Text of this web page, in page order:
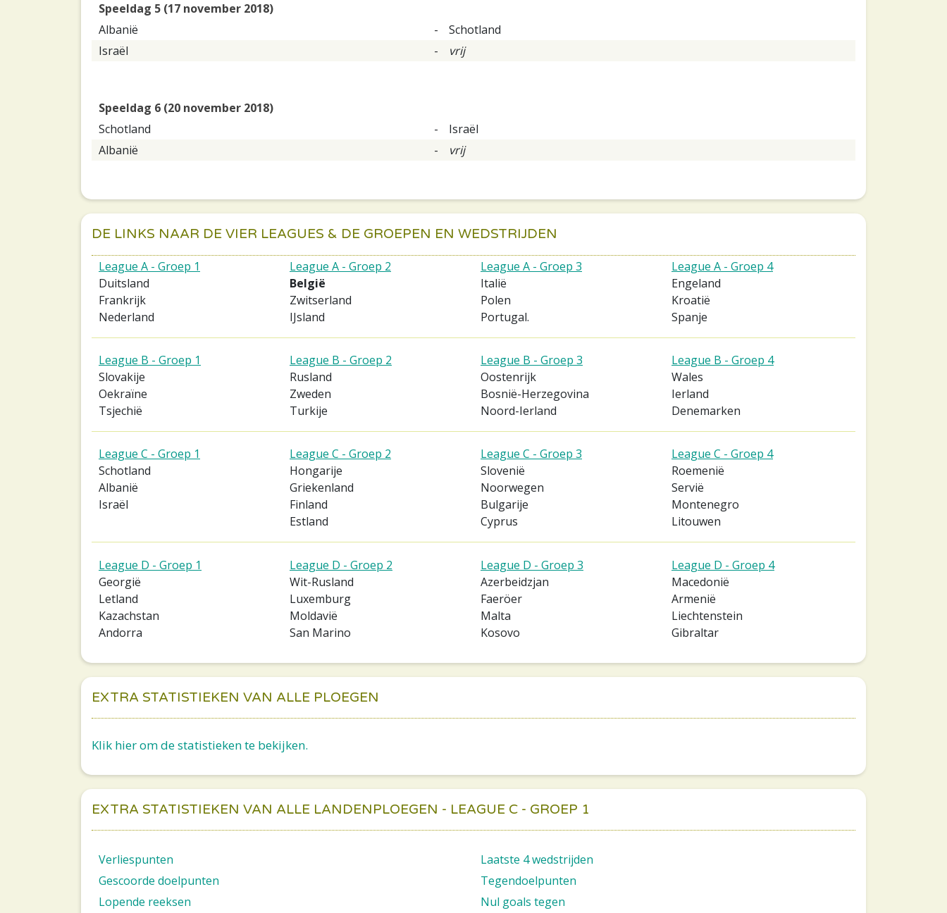
Speeldag 5 (17 november 2018)
Albanië
-
Schotland
Israël
- vrij
Speeldag 6 (20 november 2018)
Schotland
-
Israël
Albanië
- vrij
DE LINKS NAAR DE VIER LEAGUES & DE GROEPEN EN WEDSTRIJDEN
League A - Groep 1
Duitsland
Frankrijk
Nederland
League A - Groep 2
België
Zwitserland
IJsland
League A - Groep 3
Italië
Polen
Portugal.
League A - Groep 4
Engeland
Kroatië
Spanje
League B - Groep 1
Slovakije
Oekraïne
Tsjechië
League B - Groep 2
Rusland
Zweden
Turkije
League B - Groep 3
Oostenrijk
Bosnië-Herzegovina
Noord-Ierland
League B - Groep 4
Wales
Ierland
Denemarken
League C - Groep 1
Schotland
Albanië
Israël
League C - Groep 2
Hongarije
Griekenland
Finland
Estland
League C - Groep 3
Slovenië
Noorwegen
Bulgarije
Cyprus
League C - Groep 4
Roemenië
Servië
Montenegro
Litouwen
League D - Groep 1
Georgië
Letland
Kazachstan
Andorra
League D - Groep 2
Wit-Rusland
Luxemburg
Moldavië
San Marino
League D - Groep 3
Azerbeidzjan
Faeröer
Malta
Kosovo
League D - Groep 4
Macedonië
Armenië
Liechtenstein
Gibraltar
EXTRA STATISTIEKEN VAN ALLE PLOEGEN
Klik hier om de statistieken te bekijken.
EXTRA STATISTIEKEN VAN ALLE LANDENPLOEGEN - LEAGUE C - GROEP 1
Verliespunten
Laatste 4 wedstrijden
Gescoorde doelpunten
Tegendoelpunten
Lopende reeksen
Nul goals tegen